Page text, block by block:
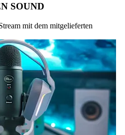
SOUND
mit dem mitgelieferten